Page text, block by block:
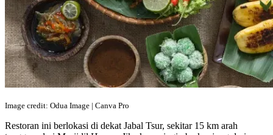
Image credit: Odua Image | Canva Pro
Restoran ini berlokasi di dekat Jabal Tsur, sekitar 15 km arah